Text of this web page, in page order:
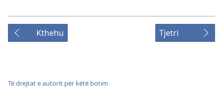
Kthehu Tjetri
Të drejtat e autorit për këtë botim